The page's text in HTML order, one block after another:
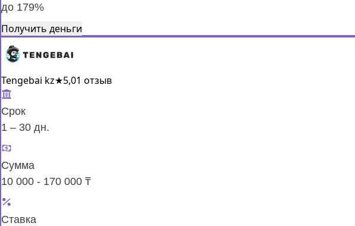
до 179%
Получить деньги
Tengebai kz★5,01 отзыв
Срок
1 – 30 дн.
Сумма
10 000 - 170 000 ₸
Ставка